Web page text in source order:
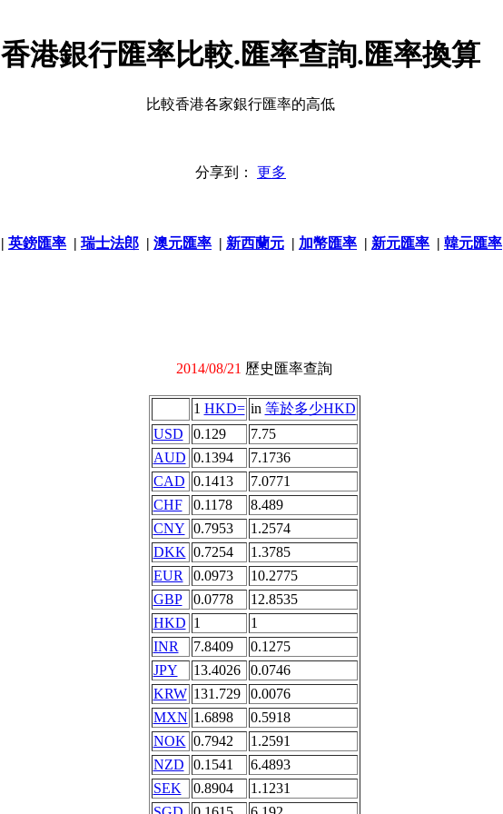
香港銀行匯率比較.匯率查詢.匯率換算
比較香港各家銀行匯率的高低
分享到： 更多
| 英鎊匯率 | 瑞士法郎 | 澳元匯率 | 新西蘭元 | 加幣匯率 | 新元匯率 | 韓元匯率
2014/08/21 歷史匯率查詢
1 HKD= in 等於多少HKD
USD
0.129
7.75
AUD 0.1394
7.1736
CAD 0.1413
7.0771
CHF
0.1178
8.489
CNY 0.7953
1.2574
DKK 0.7254
1.3785
EUR
0.0973
10.2775
GBP
0.0778
12.8535
HKD 1
1
INR
7.8409
0.1275
JPY
13.4026
0.0746
KRW 131.729
0.0076
MXN 1.6898
0.5918
NOK 0.7942
1.2591
NZD
0.1541
6.4893
SEK
0.8904
1.1231